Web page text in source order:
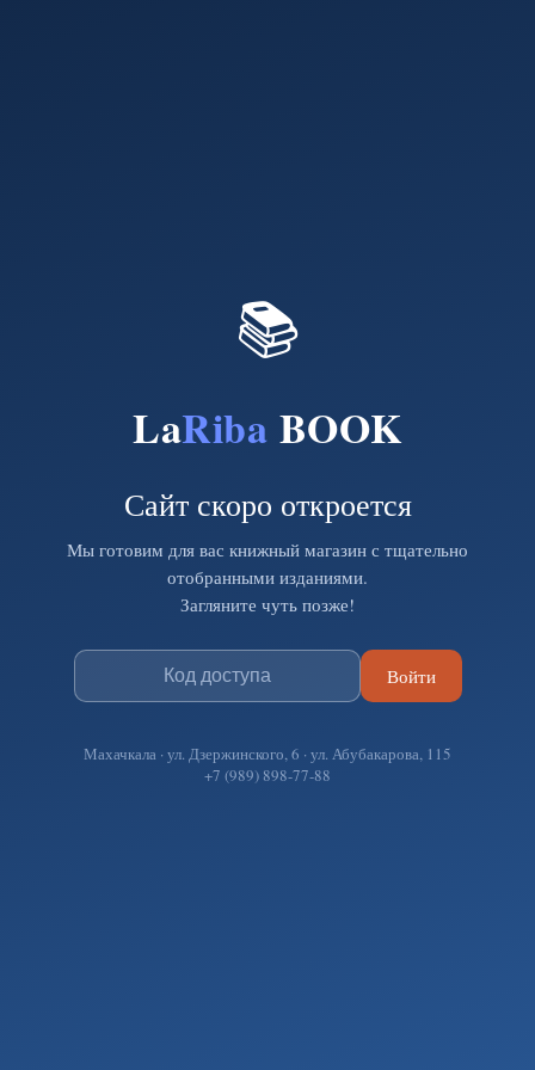
📚
LaRiba BOOK
Сайт скоро откроется
Мы готовим для вас книжный магазин с тщательно
отобранными изданиями.
Загляните чуть позже!
Войти
Махачкала · ул. Дзержинского, 6 · ул. Абубакарова, 115
+7 (989) 898-77-88